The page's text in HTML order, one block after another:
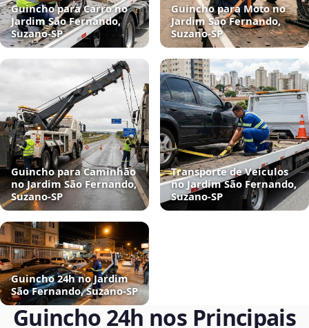
Guincho para Carro no
Jardim São Fernando,
Suzano‑SP
Guincho para Moto no
Jardim São Fernando,
Suzano‑SP
Guincho para Caminhão
no Jardim São Fernando,
Suzano‑SP
Transporte de Veículos
no Jardim São Fernando,
Suzano‑SP
Guincho 24h no Jardim
São Fernando, Suzano‑SP
Guincho 24h nos Principais